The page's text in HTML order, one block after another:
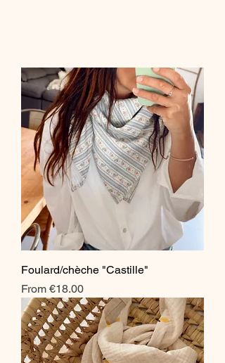
Foulard/chèche "Castille"
From €18.00
Sale Price